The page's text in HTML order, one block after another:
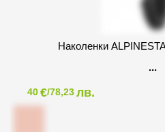
Наколенки
40€/78,23лв.